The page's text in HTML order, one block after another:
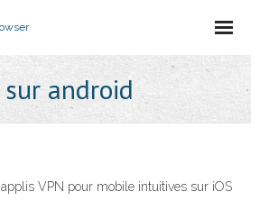
android
VPN pour mobile intuitives sur iOS